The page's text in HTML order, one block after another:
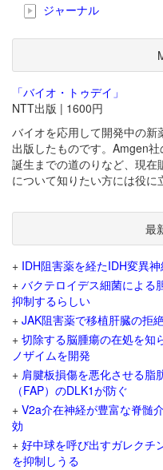
ジャーナル
「バイオ・トゥデイ」
NTT出版 | 1600円
バイオを応用して開発中の
出版したものです。Amgen
誕生までの道のりなど、現在
について知りたい方には役に
最
+ IDH阻害薬を経たIDH変異
+ バクテロイデス細菌による
抑制するらしい
+ JAK阻害薬で移植肝臓の拒
+ 切除する脳腫瘍の在処を知
ノザイムを開発
+ 肩腱板損傷を悪化させる脂
（FAP）のDLK1が防ぐ
+ V2a介在神経が豊富な脊髄
効
+ 好中球を呼び出すガレクチ
を抑制しうる